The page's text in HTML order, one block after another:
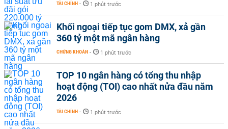
TÀI CHÍNH - 1 phút trước
Khối ngoại tiếp tục gom DMX, xả gần
360 tỷ một mã ngân hàng
CHỨNG KHOÁN - 1 phút trước
TOP 10 ngân hàng có tổng thu nhập
hoạt động (TOI) cao nhất nửa đầu năm
2026
TÀI CHÍNH - 1 phút trước